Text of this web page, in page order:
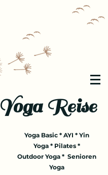
Yoga Reise
Yoga Basic * AYI * Yin
Yoga * Pilates *
Outdoor Yoga * Senioren
Yoga